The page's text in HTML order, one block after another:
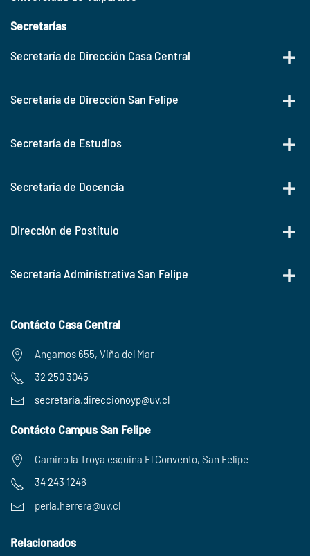
Secretarías
Secretaría de Dirección Casa Central
Secretaría de Dirección San Felipe
Secretaría de Estudios
Secretaría de Docencia
Dirección de Postítulo
Secretaría Administrativa San Felipe
Contácto Casa Central
Angamos 655, Viña del Mar
32 250 3045
secretaria.direccionoyp@uv.cl
Contácto Campus San Felipe
Camino la Troya esquina El Convento, San Felipe
34 243 1246
perla.herrera@uv.cl
Relacionados